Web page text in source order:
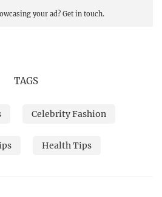
your ad? Get in touch.
TAGS
Celebrity Fashion
Health Tips